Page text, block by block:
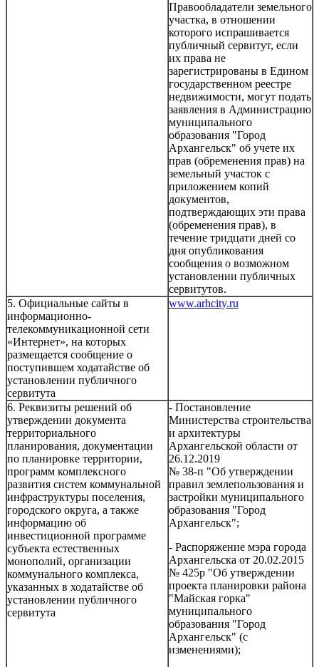
Правообладатели земельного
участка, в отношении
которого испрашивается
публичный сервитут, если
их права не
зарегистрированы в Едином
государственном реестре
недвижимости, могут подать
заявления в Администрацию
муниципального
образования "Город
Архангельск" об учете их
прав (обременения прав) на
земельный участок с
приложением копий
документов,
подтверждающих эти права
(обременения прав), в
течение тридцати дней со
дня опубликования
сообщения о возможном
установлении публичных
сервитутов.
5. Официальные сайты в
информационно-
телекоммуникационной сети
«Интернет», на которых
размещается сообщение о
поступившем ходатайстве об
установлении публичного
сервитута
www.arhcity.ru
6. Реквизиты решений об
утверждении документа
территориального
планирования, документации
по планировке территории,
программ комплексного
развития систем коммунальной
инфраструктуры поселения,
городского округа, а также
информацию об
инвестиционной программе
субъекта естественных
монополий, организации
коммунального комплекса,
указанных в ходатайстве об
установлении публичного
сервитута
- Постановление
Министерства строительства
и архитектуры
Архангельской области от
26.12.2019
№ 38-п "Об утверждении
правил землепользования и
застройки муниципального
образования "Город
Архангельск";
- Распоряжение мэра города
Архангельска от 20.02.2015
№ 425р "Об утверждении
проекта планировки района
"Майская горка"
муниципального
образования "Город
Архангельск" (с
изменениями);